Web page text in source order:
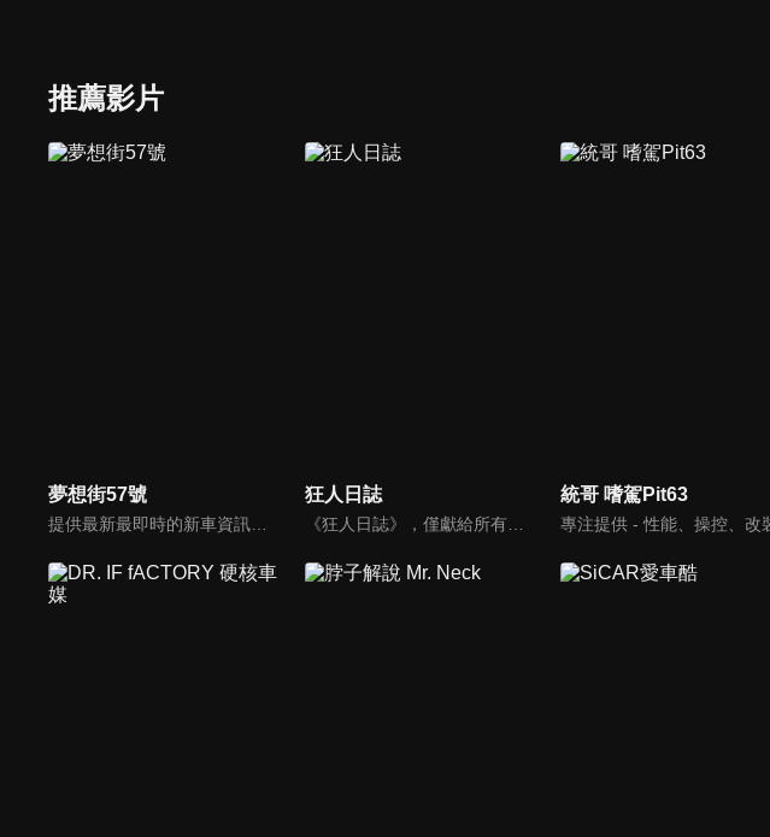
推薦影片
夢想街57號 狂人日誌
《狂人日誌》，僅獻給所有試著在這個數位化年代，惦記著、堅持著那份對純粹機械無止盡熱愛的熱血車狂們。
統哥 嗜駕Pit63